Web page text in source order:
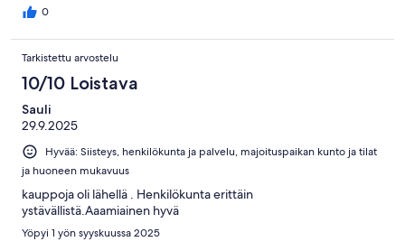
0
Tarkistettu arvostelu
10/10 Loistava
Sauli
29.9.2025
Hyvää: Siisteys, henkilökunta ja palvelu, majoituspaikan kunto ja tilat
ja huoneen mukavuus
kauppoja oli lähellä . Henkilökunta erittäin
ystävällistä.Aaamiainen hyvä
Yöpyi 1 yön syyskuussa 2025